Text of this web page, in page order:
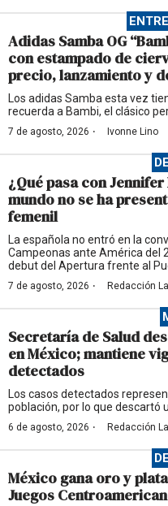
Adidas Samba OG
con estampado de
precio, lanzamiento y
Los adidas Samba esta vez
recuerda a Bambi, el clásico
7 de agosto, 2026 · Ivonne Lino
¿Qué pasa con
mundo no se ha
femenil
La española no entró en la
Campeonas ante América del
debut del Apertura frente al
7 de agosto, 2026 · Redacción
Secretaría de Salud
en México; mantiene
detectados
Los casos detectados
población, por lo que descartó
6 de agosto, 2026 · Redacción
México gana oro y
Juegos